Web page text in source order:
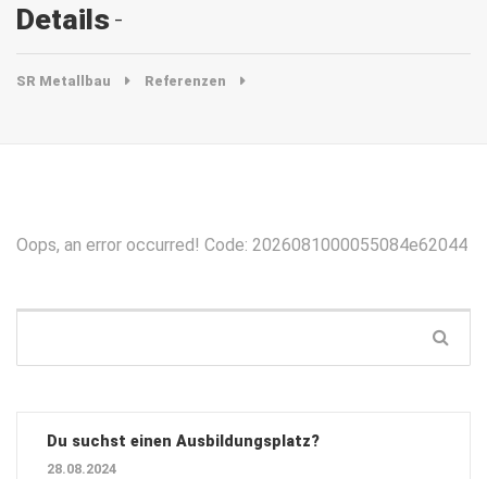
Details
SR Metallbau Referenzen
Oops, an error occurred! Code: 2026081000055084e62044
Du suchst einen Ausbildungsplatz?
28.08.2024